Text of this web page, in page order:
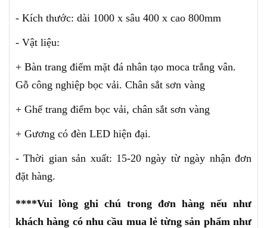
- Kích thước: dài 1000 x sâu 400 x cao 800mm
- Vật liệu:
+ Bàn trang điểm mặt đá nhân tạo moca trắng vân.
Gỗ công nghiệp bọc vải. Chân sắt sơn vàng
+ Ghế trang điểm bọc vải, chân sắt sơn vàng
+ Gương có đèn LED hiện đại.
-Thời gian sản xuất: 15-20 ngày từ ngày nhận đơn
đặt hàng.
****Vui lòng ghi chú trong đơn hàng nếu như
khách hàng có nhu cầu mua lẻ từng sản phẩm như